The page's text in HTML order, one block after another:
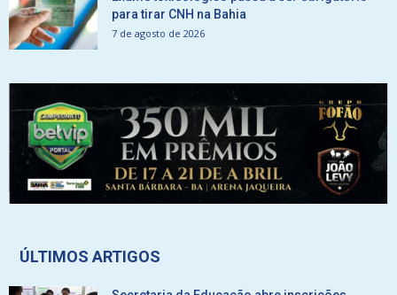
para tirar CNH na Bahia
7 de agosto de 2026
ÚLTIMOS ARTIGOS